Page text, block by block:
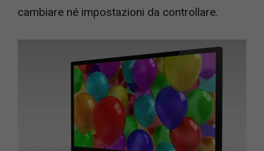
cambiare né impostazioni da controllare.